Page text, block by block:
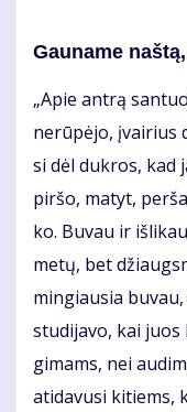
Gau­na­me
„Apie an­trą
ne­rū­pė­jo, įvai­rius
si dėl duk­ros, kad
pir­šo, ma­tyt,
ko. Bu­vau ir
me­tų, bet
min­giau­sia
stu­di­ja­vo, kai
gi­mams, nei
ati­da­vu­si ki­tiems,